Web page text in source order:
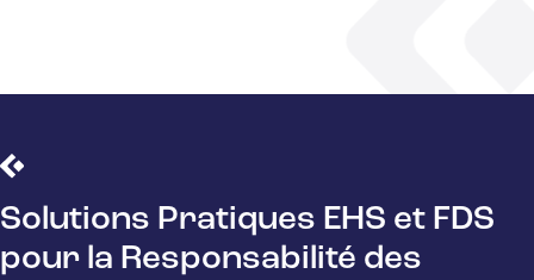
Solutions Pratiques EHS et FDS
pour la Responsabilité des